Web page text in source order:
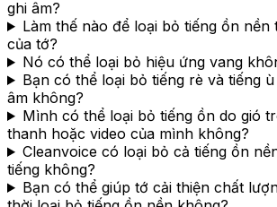
ghi âm?
Làm thế nào để loại bỏ tiếng ồn nền
của tớ?
Nó có thể loại bỏ hiệu ứng vang
Bạn có thể loại bỏ tiếng rè và tiếng
âm không?
Mình có thể loại bỏ tiếng ồn do gió
thanh hoặc video của mình không?
Cleanvoice có loại bỏ cả tiếng ồn
tiếng không?
Bạn có thể giúp tớ cải thiện chất